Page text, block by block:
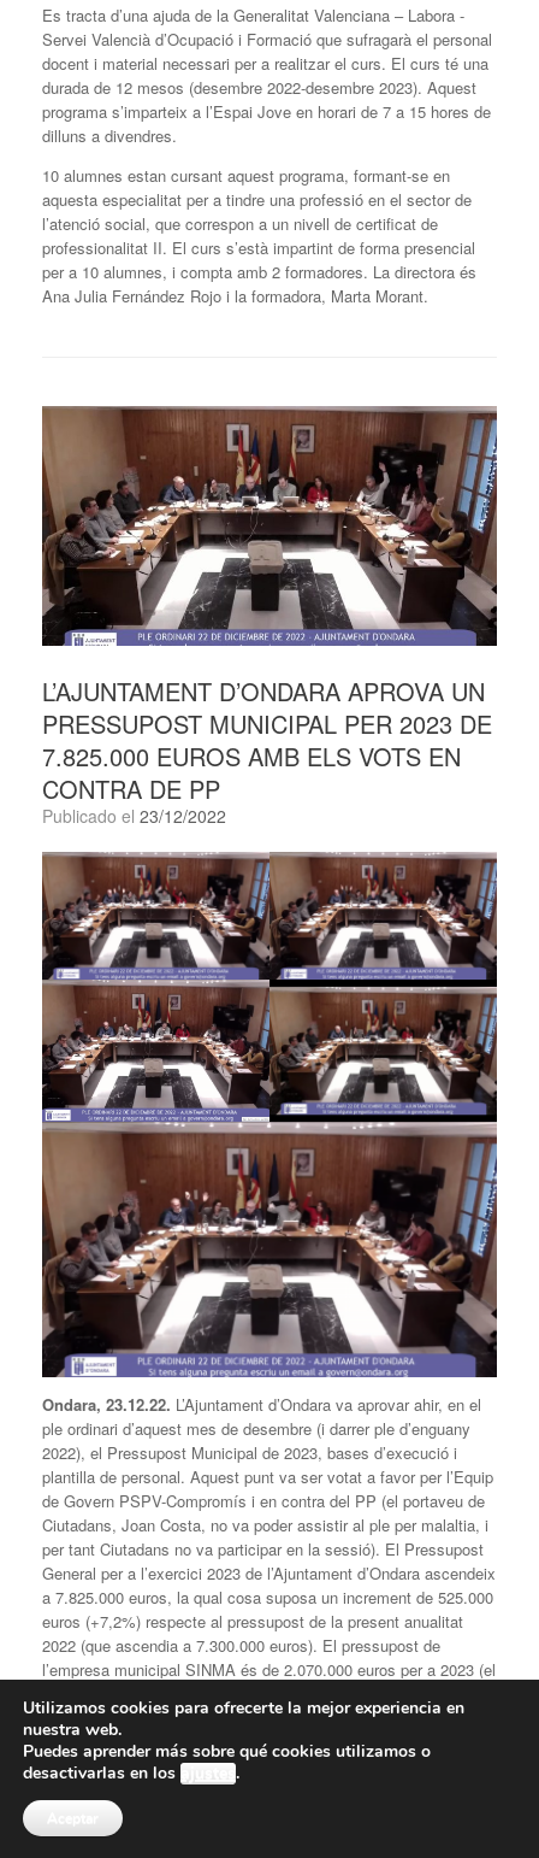
Es tracta d’una ajuda de la Generalitat Valenciana – Labora -
Servei Valencià d’Ocupació i Formació que sufragarà el personal
docent i material necessari per a realitzar el curs. El curs té una
durada de 12 mesos (desembre 2022-desembre 2023). Aquest
programa s’imparteix a l’Espai Jove en horari de 7 a 15 hores de
dilluns a divendres.
10 alumnes estan cursant aquest programa, formant-se en
aquesta especialitat per a tindre una professió en el sector de
l’atenció social, que correspon a un nivell de certificat de
professionalitat II. El curs s’està impartint de forma presencial
per a 10 alumnes, i compta amb 2 formadores. La directora és
Ana Julia Fernández Rojo i la formadora, Marta Morant.
L’AJUNTAMENT D’ONDARA APROVA UN
PRESSUPOST MUNICIPAL PER 2023 DE
7.825.000 EUROS AMB ELS VOTS EN
CONTRA DE PP
Publicado el 23/12/2022
Ondara, 23.12.22. L’Ajuntament d’Ondara va aprovar ahir, en el
ple ordinari d’aquest mes de desembre (i darrer ple d’enguany
2022), el Pressupost Municipal de 2023, bases d’execució i
plantilla de personal. Aquest punt va ser votat a favor per l’Equip
de Govern PSPV-Compromís i en contra del PP (el portaveu de
Ciutadans, Joan Costa, no va poder assistir al ple per malaltia, i
per tant Ciutadans no va participar en la sessió). El Pressupost
General per a l’exercici 2023 de l’Ajuntament d’Ondara ascendeix
a 7.825.000 euros, la qual cosa suposa un increment de 525.000
euros (+7,2%) respecte al pressupost de la present anualitat
2022 (que ascendia a 7.300.000 euros). El pressupost de
l’empresa municipal SINMA és de 2.070.000 euros per a 2023 (el
Segons va argumentar l’Alcalde d’Ondara, José Ramiro, es
manté la filosofia de l’equip de govern en la contenció
pressupostària, tot i les dificultats dels darrers mesos pel que fa
a la inflació i augment de preus tant de subministres, com de
serveis i obres. Precisament, l’Equip de Govern ha optat per un
Utilizamos cookies para ofrecerte la mejor experiencia en
nuestra web.
Puedes aprender más sobre qué cookies utilizamos o
desactivarlas en los ajustes.